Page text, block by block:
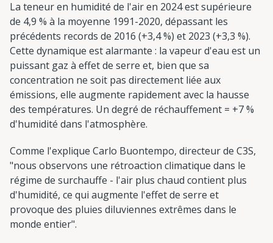
La teneur en humidité de l'air en 2024 est supérieure
de 4,9 % à la moyenne 1991-2020, dépassant les
précédents records de 2016 (+3,4 %) et 2023 (+3,3 %).
Cette dynamique est alarmante : la vapeur d'eau est un
puissant gaz à effet de serre et, bien que sa
concentration ne soit pas directement liée aux
émissions, elle augmente rapidement avec la hausse
des températures. Un degré de réchauffement = +7 %
d'humidité dans l'atmosphère.
Comme l'explique Carlo Buontempo, directeur de C3S,
"nous observons une rétroaction climatique dans le
régime de surchauffe - l'air plus chaud contient plus
d'humidité, ce qui augmente l'effet de serre et
provoque des pluies diluviennes extrêmes dans le
monde entier".